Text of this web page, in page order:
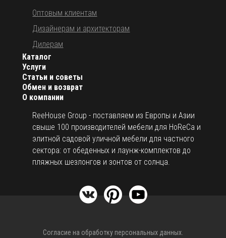
О компании
ReeHouse Group - поставляем из Европы и Азии
свыше 100 производителей мебели для HoReCa и
элитной садовой уличной мебели для частного
сектора: от обеденных и лаунж-комплектов до
пляжных шезлонгов и зонтов от солнца.
Каталог
Услуги
Статьи и советы
Обмен и возврат
Оптовым клиентам
Дизайнерам и архитекторам
Дилерам
Согласие на обработку персональных данных.